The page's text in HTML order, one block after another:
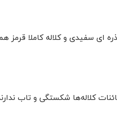
و کلاله کاملا قرمز همراه 20 درصد نرمه
قائنات کلاله‌ها شکستگی و تاب